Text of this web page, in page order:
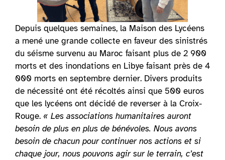
Depuis quelques semaines, la Maison des Lycéens
a mené une grande collecte en faveur des sinistrés
du séisme survenu au Maroc faisant plus de 2 900
morts et des inondations en Libye faisant près de 4
000 morts en septembre dernier. Divers produits
de nécessité ont été récoltés ainsi que 500 euros
que les lycéens ont décidé de reverser à la Croix-
Rouge. « Les associations humanitaires auront
besoin de plus en plus de bénévoles. Nous avons
besoin de chacun pour continuer nos actions et si
chaque jour, nous pouvons agir sur le terrain, c’est